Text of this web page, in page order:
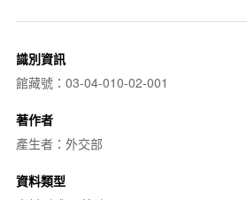
識別資訊
館藏號：03-04-010-02-001
著作者
產生者：外交部
資料類型